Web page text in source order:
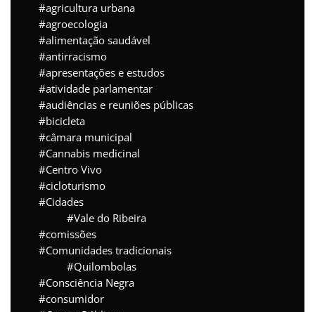
agricultura urbana
agroecologia
alimentação saudável
antirracismo
apresentações e estudos
atividade parlamentar
audiências e reuniões públicas
bicicleta
câmara municipal
Cannabis medicinal
Centro Vivo
cicloturismo
Cidades
Vale do Ribeira
comissões
Comunidades tradicionais
Quilombolas
Consciência Negra
consumidor